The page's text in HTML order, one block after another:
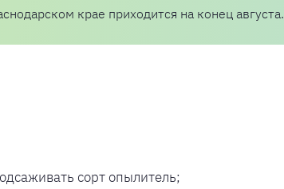
крае приходится на конец августа.
сорт опылитель;